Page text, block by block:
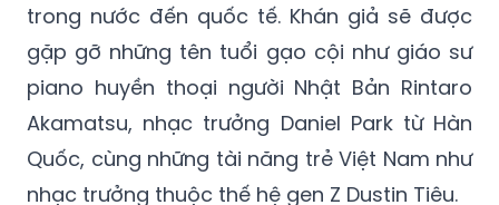
trong nước đến quốc tế. Khán giả sẽ được
gặp gỡ những tên tuổi gạo cội như giáo sư
piano huyền thoại người Nhật Bản Rintaro
Akamatsu, nhạc trưởng Daniel Park từ Hàn
Quốc, cùng những tài năng trẻ Việt Nam như
nhạc trưởng thuộc thế hệ gen Z Dustin Tiêu.